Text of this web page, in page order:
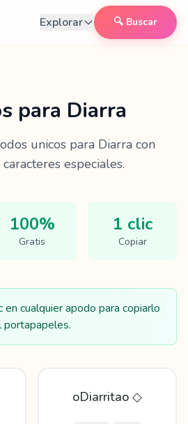
Explorar 🔍 Buscar
para Diarra
unicos para Diarracon
especiales.
100%
Gratis
1 clic
Copiar
en cualquier apodo para copiarlo
portapapeles.
oDiarritao ◇